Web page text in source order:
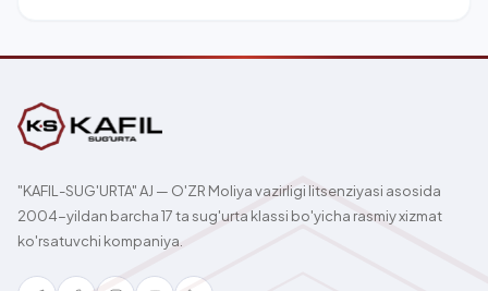
"KAFIL-SUG'URTA" AJ — O'ZR Moliya vazirligi litsenziyasi asosida
2004-yildan barcha 17 ta sug'urta klassi bo'yicha rasmiy xizmat
ko'rsatuvchi kompaniya.